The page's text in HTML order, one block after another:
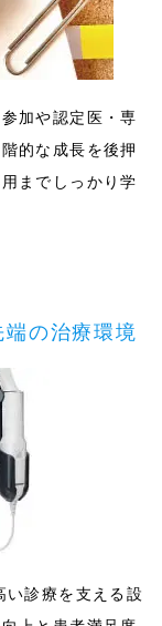
加や認定医・専
的な成長を後押
までしっかり学
の治療環境
い診療を支える設